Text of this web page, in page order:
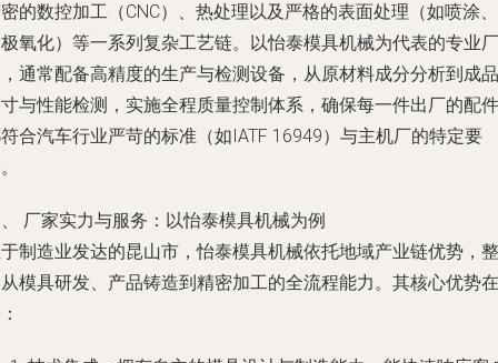
的数控加工（CNC）、热处理以及严格的表面处理（如喷涂、
氧化）等一系列复杂工艺链。以怡泰模具机械为代表的专业厂
通常配备高精度的生产与检测设备，从原材料成分分析到成品
与性能检测，实施全程质量控制体系，确保每一件出厂的配件
合汽车行业严苛的标准（如IATF 16949）与主机厂的特定要
厂家实力与服务：以怡泰模具机械为例
制造业发达的昆山市，怡泰模具机械依托地域产业链优势，整
模具研发、产品铸造到精密加工的全流程能力。其核心优势在